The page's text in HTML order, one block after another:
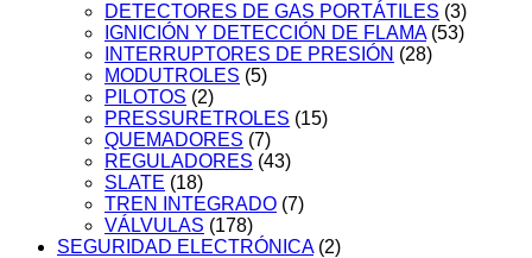
DETECTORES DE GAS PORTÁTILES (3)
IGNICIÓN Y DETECCIÓN DE FLAMA (53)
INTERRUPTORES DE PRESIÓN (28)
MODUTROLES (5)
PILOTOS (2)
PRESSURETROLES (15)
QUEMADORES (7)
REGULADORES (43)
SLATE (18)
TREN INTEGRADO (7)
VÁLVULAS (178)
SEGURIDAD ELECTRÓNICA (2)